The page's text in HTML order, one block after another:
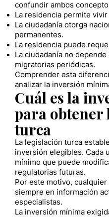
confundir ambos
La residencia permite
La ciudadanía otorga
permanentes.
La residencia puede
La ciudadanía no
migratorias periódicas.
Comprender esta
analizar la inversión
Cuál es la
para obtener
turca
La legislación turca
inversión elegibles. Cada
mínimo que puede
regulatorias futuras.
Por este motivo,
siempre en información
especialistas.
La inversión mínima